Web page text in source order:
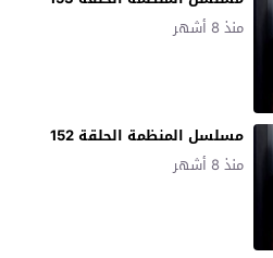
منذ 8 أشهر
مسلسل المنظمة الحلقة 152
منذ 8 أشهر